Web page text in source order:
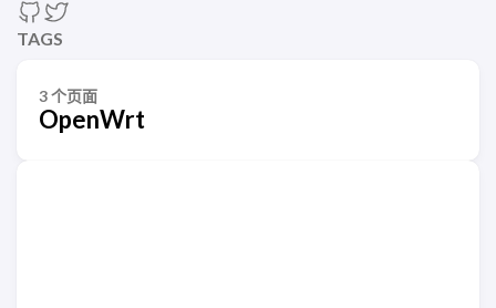
TAGS
3 个页面
OpenWrt